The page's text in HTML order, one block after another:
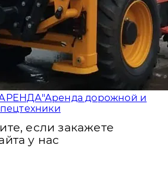
Аренда дорожной и
если закажете
у нас